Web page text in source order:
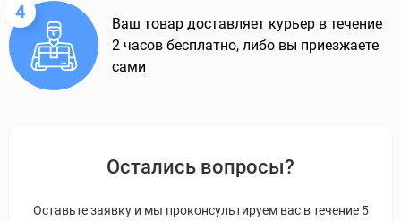
4
Ваш товар доставляет курьер в течение
2 часов бесплатно, либо вы приезжаете
сами
Остались вопросы?
Оставьте заявку и мы проконсультируем вас в течение 5